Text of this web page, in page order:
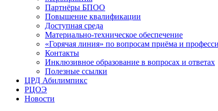
Партнёры БПОО
Повышение квалификации
Доступная среда
Материально-техническое обеспечение
«Горячая линия» по вопросам приёма и
Контакты
Инклюзивное образование в вопросах и ответах
Полезные ссылки
ЦРД Абилимпикс
РЦОЭ
Новости